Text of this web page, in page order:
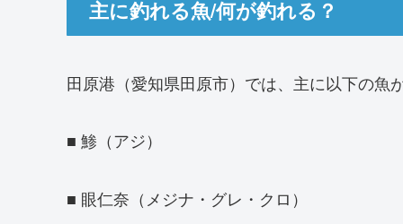
主に釣れる魚/何が釣れる？
田原港（愛知県田原市）では、主に以下の魚
■ 鯵（アジ）
■ 眼仁奈（メジナ・グレ・クロ）